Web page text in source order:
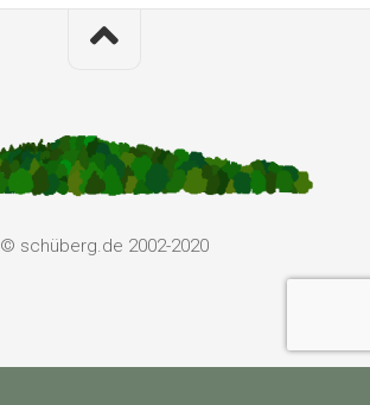
© schüberg.de 2002-2020